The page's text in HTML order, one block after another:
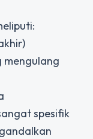
mengulang
spesifik